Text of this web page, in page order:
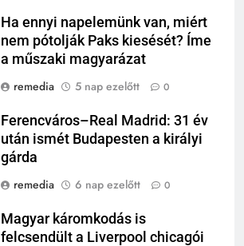
Ha ennyi napelemünk van, miért
nem pótolják Paks kiesését? Íme
a műszaki magyarázat
remedia
5 nap ezelőtt 0
Ferencváros–Real Madrid: 31 év
után ismét Budapesten a királyi
gárda
remedia
6 nap ezelőtt 0
Magyar káromkodás is
felcsendült a Liverpool chicagói